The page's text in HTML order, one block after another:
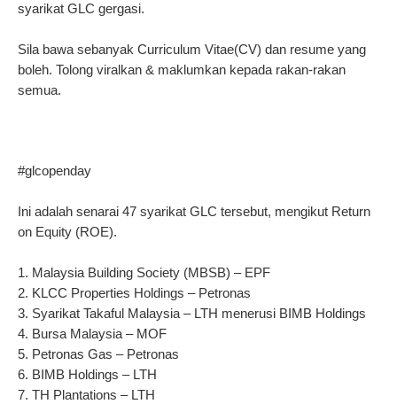
syarikat GLC gergasi.
Sila bawa sebanyak Curriculum Vitae(CV) dan resume yang
boleh. Tolong viralkan & maklumkan kepada rakan-rakan
semua.
#glcopenday
Ini adalah senarai 47 syarikat GLC tersebut, mengikut Return
on Equity (ROE).
1. Malaysia Building Society (MBSB) – EPF
2. KLCC Properties Holdings – Petronas
3. Syarikat Takaful Malaysia – LTH menerusi BIMB Holdings
4. Bursa Malaysia – MOF
5. Petronas Gas – Petronas
6. BIMB Holdings – LTH
7. TH Plantations – LTH